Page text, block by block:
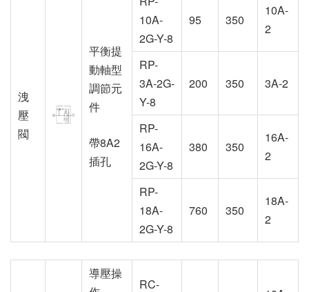
洩
壓
閥
平衡提
動軸型
調節元
件
帶8A2
插孔
10A-
2G-Y-8
95 350
10A-
2
RP-
3A-2G-
Y-8
200 350 3A-2
RP-
16A-
2G-Y-8
380 350
16A-
2
RP-
18A-
2G-Y-8
760 350
18A-
2
導壓操
RC-